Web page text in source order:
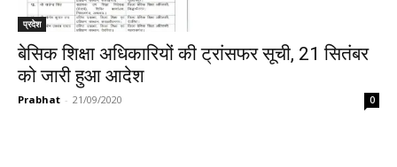
प्रदेश
बेसिक शिक्षा अधिकारियों की ट्रांसफर सूची, 21 सितंबर
को जारी हुआ आदेश
Prabhat - 21/09/2020 0